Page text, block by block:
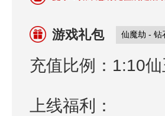
游戏礼包
充值比例：1:10仙
上线福利：